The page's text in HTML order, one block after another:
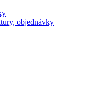
objednávky